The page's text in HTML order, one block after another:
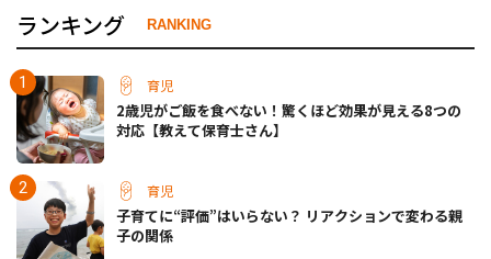
ランキング RANKING
育児
2歳児がご飯を食べない！驚くほど効果が見える8つの
対応【教えて保育士さん】
育児
子育てに“評価”はいらない？ リアクションで変わる親
子の関係